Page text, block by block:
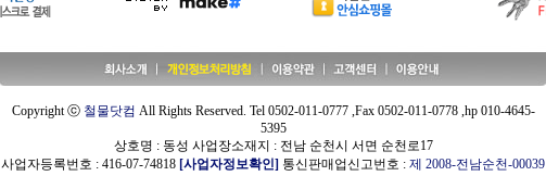
Copyright ⓒ 철물닷컴 All Rights Reserved. Tel 0502-011-0777 ,Fax 0502-011-0778 ,hp 010-4645-
5395
상호명 : 동성 사업장소재지 : 전남 순천시 서면 순천로17
사업자등록번호 : 416-07-74818 [사업자정보확인] 통신판매업신고번호 : 제 2008-전남순천-00039